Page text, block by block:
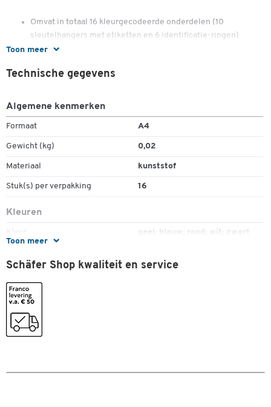
Toon meer
Omvat in totaal 16 kleurgecodeerde onderdelen (10
sleutelhangers met etiketten en 6 identificatie-ringen)
Materiaal: kunststof
Toon meer
Technische gegevens
Algemene kenmerken
Formaat A4
Gewicht (kg) 0,02
Materiaal kunststof
Stuk(s) per verpakking 16
Kleuren
Kleur geel; blauw; rood; wit; zwart
Schäfer Shop kwaliteit en service
Dubbelklik om in te zoomen